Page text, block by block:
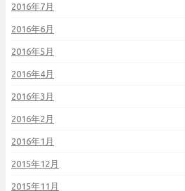
2016年7月
2016年6月
2016年5月
2016年4月
2016年3月
2016年2月
2016年1月
2015年12月
2015年11月